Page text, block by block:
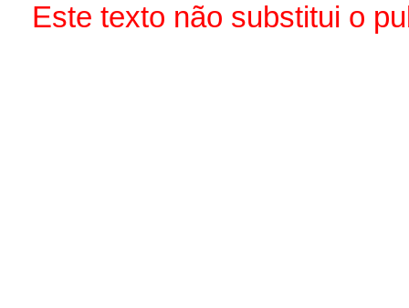
Este texto não substitui o